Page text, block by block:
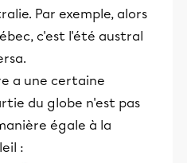
Par exemple, alors
c'est l'été austral
a une certaine
du globe n'est pas
égale à la
: